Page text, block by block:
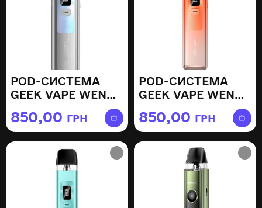
POD-СИСТЕМА
GEEK VAPE WENAX
850,00 ГРН
POD-СИСТЕМА
GEEK VAPE WENAX
YELLOW
850,00 ГРН